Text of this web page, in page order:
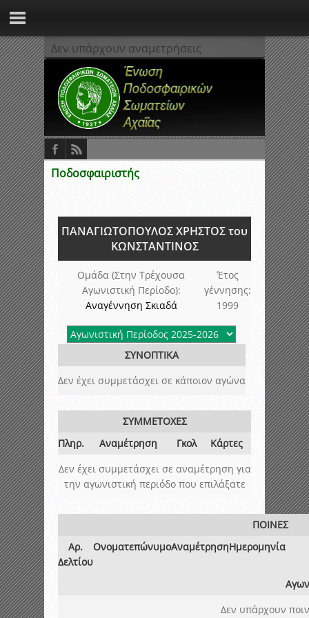
Δεν υπάρχουν αναμετρήσεις
Ποδοσφαιριστής
ΠΑΝΑΓΙΩΤΟΠΟΥΛΟΣ ΧΡΗΣΤΟΣ του
ΚΩΝΣΤΑΝΤΙΝΟΣ
Ομάδα (Στην Τρέχουσα
Αγωνιστική Περίοδο):
Αναγέννηση Σκιαδά
Έτος
γέννησης:
1999
ΣΥΝΟΠΤΙΚΑ
Δεν έχει συμμετάσχει σε κάποιον αγώνα
ΣΥΜΜΕΤΟΧΕΣ
Πληρ.
Αναμέτρηση Γκολ
Κάρτες
Δεν έχει συμμετάσχει σε αναμέτρηση για
την αγωνιστική περιόδο που επιλάξατε
ΠΟΙΝΕΣ
Αρ.
Δελτίου
ΟνοματεπώνυμοΑναμέτρησηΗμερομηνία
Δεν υπάρχουν